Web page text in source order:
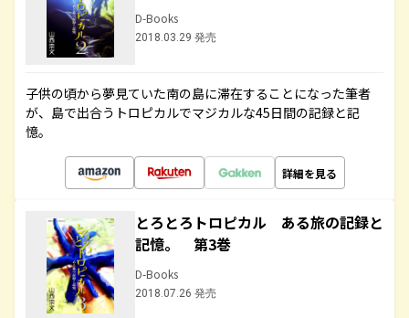
D-Books
2018.03.29 発売
子供の頃から夢見ていた南の島に滞在することになった筆者
が、島で出合うトロピカルでマジカルな45日間の記録と記
憶。
詳細を見る
とろとろトロピカル ある旅の記録と
記憶。 第3巻
D-Books
2018.07.26 発売